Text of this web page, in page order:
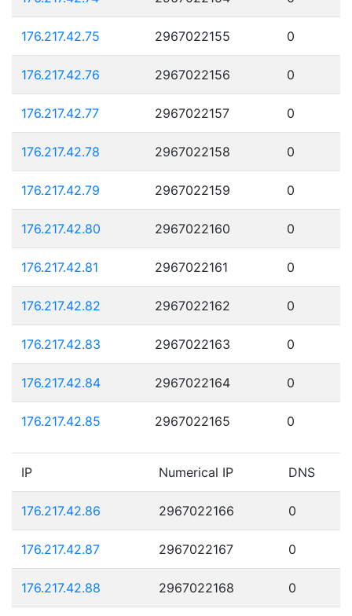
176.217.42.75 2967022155 0
176.217.42.76 2967022156 0
176.217.42.77 2967022157 0
176.217.42.78 2967022158 0
176.217.42.79 2967022159 0
176.217.42.80 2967022160 0
176.217.42.81 2967022161 0
176.217.42.82 2967022162 0
176.217.42.83 2967022163 0
176.217.42.84 2967022164 0
176.217.42.85 2967022165 0
IP Numerical IP DNS
176.217.42.86 2967022166 0
176.217.42.87 2967022167 0
176.217.42.88 2967022168 0